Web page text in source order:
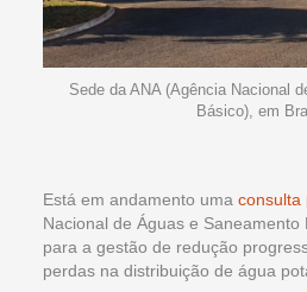
Sede da ANA (Agência Nacional
Básico), em
Está em andamento uma consulta
Nacional de Águas e
para a gestão de redução
perdas na distribuição de água